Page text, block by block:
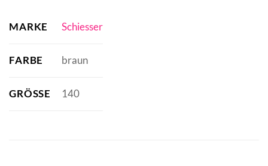
MARKE Schiesser
FARBE braun
GRÖSSE 140